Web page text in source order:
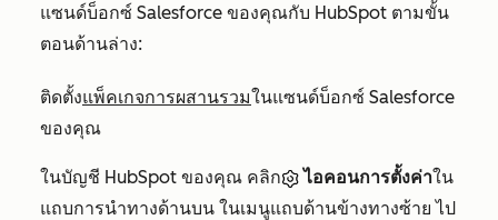
แซนด์บ็อกซ์ Salesforce ของคุณกับ HubSpot ตามขั้น
ตอนด้านล่าง:
ติดตั้งแพ็คเกจการผสานรวมในแซนด์บ็อกซ์ Salesforce
ของคุณ
ในบัญชี HubSpot ของคุณ คลิก ไอคอนการตั้งค่าใน
แถบการนำทางด้านบน ในเมนูแถบด้านข้างทางซ้าย ไป